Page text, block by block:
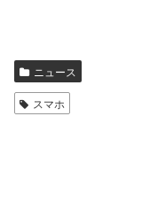
ニュース
スマホ